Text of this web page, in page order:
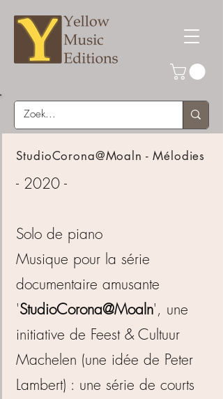
StudioCorona@Moaln - Mélodies
- 2020 -
Solo de piano
Musique pour la série
documentaire amusante
'StudioCorona@Moaln', une
initiative de Feest & Cultuur
Machelen (une idée de Peter
Lambert) : une série de courts